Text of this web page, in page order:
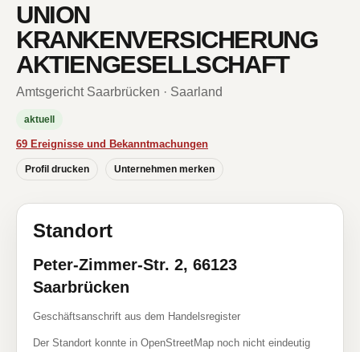
UNION
KRANKENVERSICHERUNG
AKTIENGESELLSCHAFT
Amtsgericht Saarbrücken · Saarland
aktuell
69 Ereignisse und Bekanntmachungen
Profil drucken Unternehmen merken
Standort
Peter-Zimmer-Str. 2, 66123
Saarbrücken
Geschäftsanschrift aus dem Handelsregister
Der Standort konnte in OpenStreetMap noch nicht eindeutig